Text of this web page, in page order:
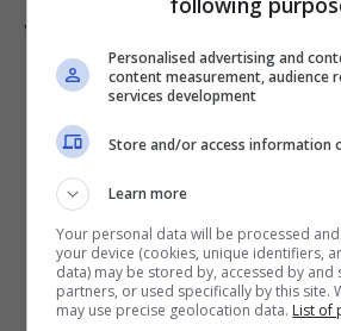
vantaggi.
Personalised advertising and
content measurement, audience
services development
Store and/or access information
Learn more
Your personal data will be processed
your device (cookies, unique identifiers,
data) may be stored by, accessed by and
partners, or used specifically by this site.
may use precise geolocation data. List of